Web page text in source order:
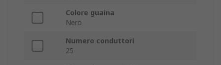
Colore guaina
Nero
Numero conduttori
25